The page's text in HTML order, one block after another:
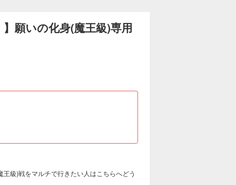
願いの化身(魔王級)専用
級)戦をマルチで行きたい人はこちらへどう